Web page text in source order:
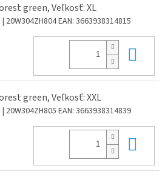
green, Veľkosť: XL
| 20W304ZH804EAN: 3663938314815
green, Veľkosť: XXL
| 20W304ZH805 EAN: 3663938314839